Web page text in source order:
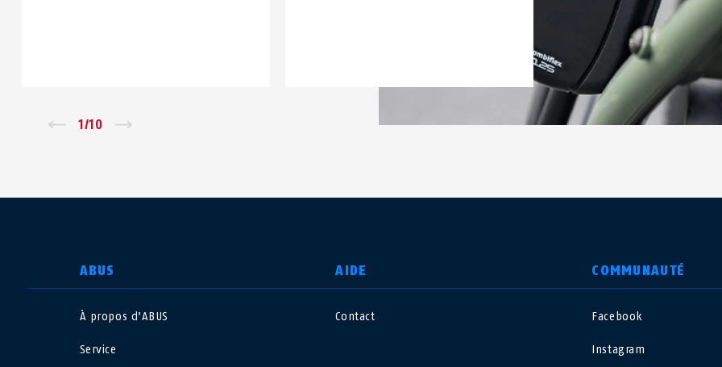
Zurück
1/10
ABUS
À propos d'ABUS
Service
AIDE
Contact
COMMUNAUTÉ
Facebook
Instagram
CHOISIR UN PAYS